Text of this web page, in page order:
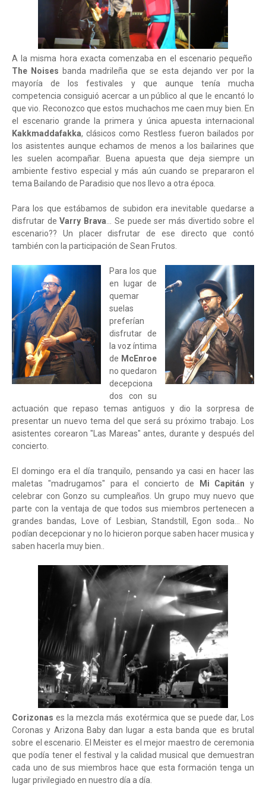
A la misma hora exacta comenzaba en el escenario pequeño
The Noises banda madrileña que se esta dejando ver por la
mayoría de los festivales y que aunque tenía mucha
competencia consiguió acercar a un público al que le encantó lo
que vio. Reconozco que estos muchachos me caen muy bien. En
el escenario grande la primera y única apuesta internacional
Kakkmaddafakka, clásicos como Restless fueron bailados por
los asistentes aunque echamos de menos a los bailarines que
les suelen acompañar. Buena apuesta que deja siempre un
ambiente festivo especial y más aún cuando se prepararon el
tema Bailando de Paradisio que nos llevo a otra época.
Para los que estábamos de subidon era inevitable quedarse a
disfrutar deVarry Brava... Se puede ser más divertido sobre el
escenario?? Un placer disfrutar de ese directo que contó
también con la participación de Sean Frutos.
Para los que
en lugar de
quemar
suelas
preferían
disfrutar de
la voz íntima
de McEnroe
no quedaron
decepciona
dos con su
actuación que repaso temas antiguos y dio la sorpresa de
presentar un nuevo tema del que será su próximo trabajo. Los
asistentes corearon "Las Mareas" antes, durante y después del
concierto.
El domingo era el día tranquilo, pensando ya casi en hacer las
maletas "madrugamos" para el concierto de
Mi Capitán y
celebrar con Gonzo su cumpleaños. Un grupo muy nuevo que
parte con la ventaja de que todos sus miembros pertenecen a
grandes bandas, Love of Lesbian, Standstill, Egon soda... No
podían decepcionar y no lo hicieron porque saben hacer musica y
saben hacerla muy bien..
Corizonas es la mezcla más exotérmica que se puede dar, Los
Coronas y Arizona Baby dan lugar a esta banda que es brutal
sobre el escenario. El Meister es el mejor maestro de ceremonia
que podía tener el festival y la calidad musical que demuestran
cada uno de sus miembros hace que esta formación tenga un
lugar privilegiado en nuestro día a día.